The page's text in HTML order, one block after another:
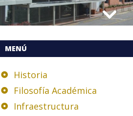
MENÚ
Historia
Filosofía Académica
Infraestructura